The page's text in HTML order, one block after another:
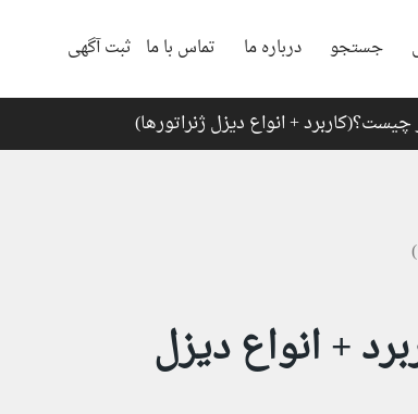
جستجو درباره ما تماس با ما ثبت آگهی
چیست؟(کاربرد + انواع دیزل ژنراتورها)
+ انواع دیزل